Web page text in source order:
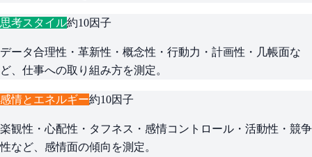
思考スタイル約10因子
データ合理性・革新性・概念性・行動力・計画性・几帳面な
ど、仕事への取り組み方を測定。
感情とエネルギー約10因子
楽観性・心配性・タフネス・感情コントロール・活動性・競争
性など、感情面の傾向を測定。